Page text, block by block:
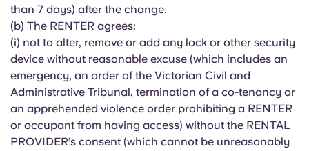
than 7 days) after the change.
(b) The RENTER agrees:
(i) not to alter, remove or add any lock or other security
device without reasonable excuse (which includes an
emergency, an order of the Victorian Civil and
Administrative Tribunal, termination of a co-tenancy or
an apprehended violence order prohibiting a RENTER
or occupant from having access) without the RENTAL
PROVIDER’s consent (which cannot be unreasonably